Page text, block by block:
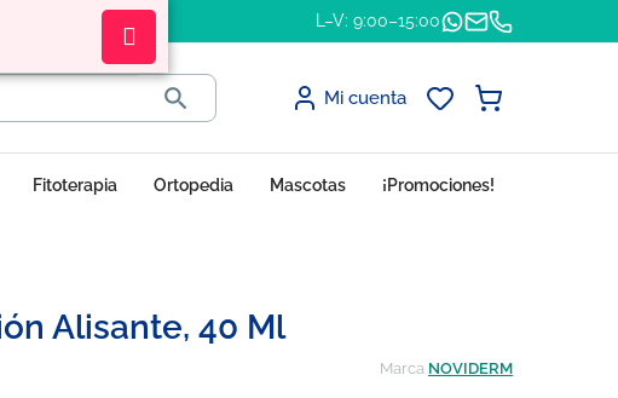
L–V: 9:00–15:00
 Mi cuenta
Fitoterapia Ortopedia Mascotas ¡Promociones!
Alisante, 40 Ml
Marca NOVIDERM